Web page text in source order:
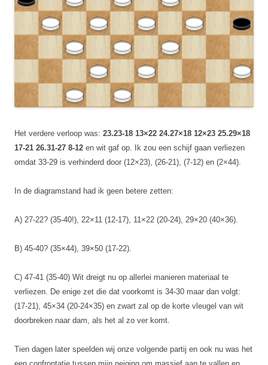
Het verdere verloop was: 23.23-18 13×22 24.27×18 12×23 25.29×18
17-21 26.31-27 8-12 en wit gaf op. Ik zou een schijf gaan verliezen
omdat 33-29 is verhinderd door (12×23), (26-21), (7-12) en (2×44).
In de diagramstand had ik geen betere zetten:
A) 27-22? (35-40!), 22×11 (12-17), 11×22 (20-24), 29×20 (40×36).
B) 45-40? (35×44), 39×50 (17-22).
C) 47-41 (35-40) Wit dreigt nu op allerlei manieren materiaal te
verliezen. De enige zet die dat voorkomt is 34-30 maar dan volgt:
(17-21), 45×34 (20-24×35) en zwart zal op de korte vleugel van wit
doorbreken naar dam, als het al zo ver komt.
Tien dagen later speelden wij onze volgende partij en ook nu was het